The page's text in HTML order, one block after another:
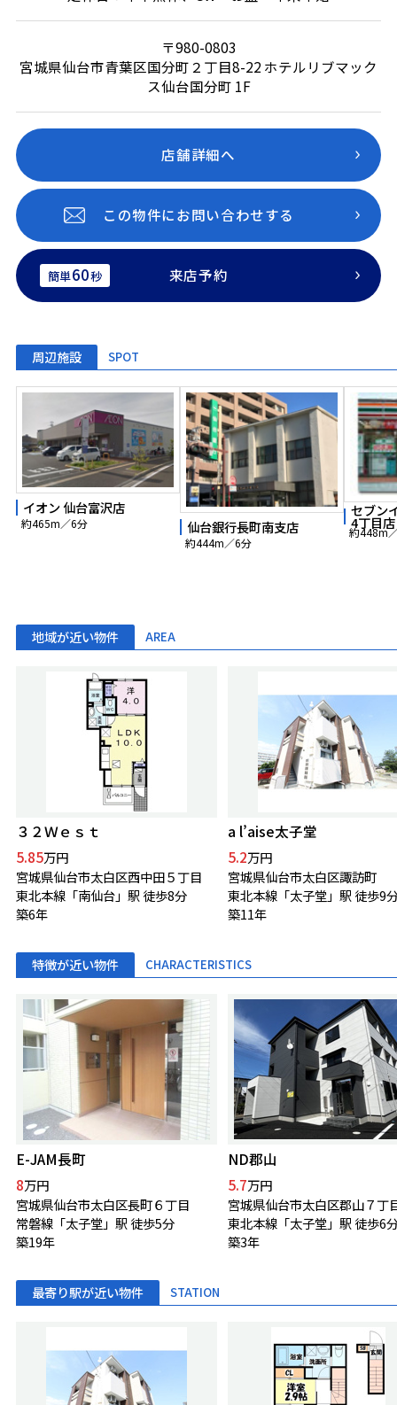
〒980-0803
宮城県仙台市青葉区国分町２丁目8-22 ホテルリブマック
ス仙台国分町 1F
店舗詳細へ
この物件にお問い合わせする
簡単60秒 来店予約
周辺施設 SPOT
イオン 仙台富沢店
約465m／6分 仙台銀行長町南支店
約444m／6分
セブン
4丁目店
約448m
地域が近い物件 AREA
３２Ｗｅｓｔ
5.85万円
宮城県仙台市太白区西中田５丁目
東北本線「南仙台」駅 徒歩8分
築6年
a l’aise太子堂
5.2万円
宮城県仙台市太白区諏訪町
東北本線「太子堂」駅 徒歩9
築11年
特徴が近い物件 CHARACTERISTICS
E-JAM長町
8万円
宮城県仙台市太白区長町６丁目
常磐線「太子堂」駅 徒歩5分
築19年
ND郡山
5.7万円
宮城県仙台市太白区郡山７丁
東北本線「太子堂」駅 徒歩6
築3年
最寄り駅が近い物件 STATION